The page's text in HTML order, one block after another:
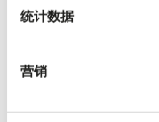
统计数据
营销